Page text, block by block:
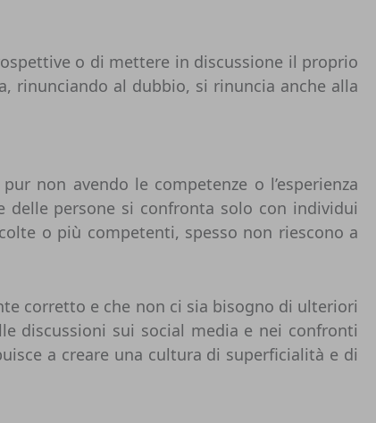
o di mettere in discussione il proprio
rinunciando al dubbio, si rinuncia anche alla
non avendo le competenze o l’esperienza
persone si confronta solo con individui
o più competenti, spesso non riescono a
corretto e che non ci sia bisogno di ulteriori
discussioni sui social media e nei confronti
a creare una cultura di superficialità e di